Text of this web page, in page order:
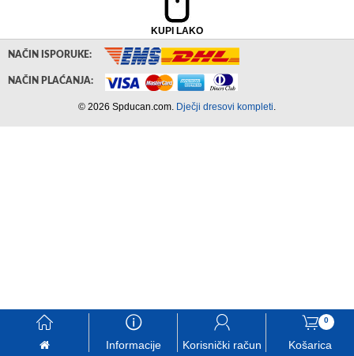
KUPI LAKO
󰃱 󰈢
Informacije
󰃳
Korisnički račun
0
󰃦
Košarica
NAČIN ISPORUKE:
NAČIN PLAĆANJA:
© 2026 Spducan.com. Dječji dresovi kompleti.